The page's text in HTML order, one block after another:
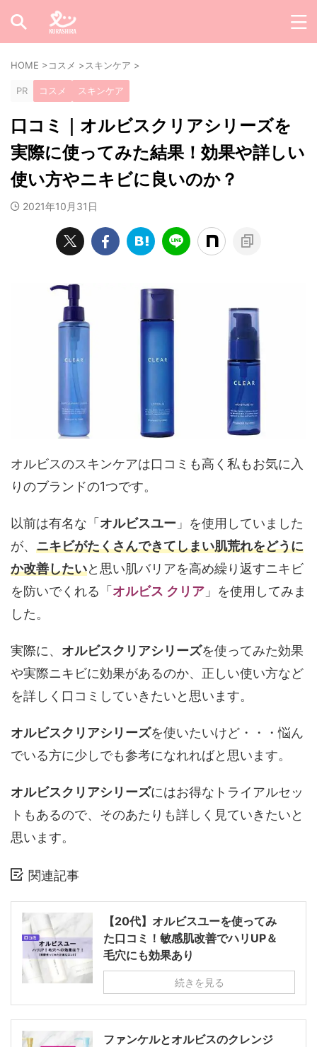
HOME >コスメ >スキンケア >
PR コスメ スキンケア
口コミ｜オルビスクリアシリーズを
実際に使ってみた結果！効果や詳しい
使い方やニキビに良いのか？
2021年10月31日
オルビスのスキンケアは口コミも高く私もお気に入
りのブランドの1つです。
以前は有名な「 オルビスユー 」を使用していました
が、 ニキビがたくさんできてしまい肌荒れをどうに
か改善したいと思い肌バリアを高め繰り返すニキビ
を防いでくれる「 オルビス クリア 」を使用してみま
した。
実際に、 オルビスクリアシリーズを使ってみた効果
や実際ニキビに効果があるのか、正しい使い方など
を詳しく口コミしていきたいと思います。
オルビスクリアシリーズを使いたいけど・・・悩ん
でいる方に少しでも参考になれればと思います。
オルビスクリアシリーズにはお得なトライアルセッ
トもあるので、そのあたりも詳しく見ていきたいと
思います。
関連記事
【20代】オルビスユーを使ってみ
た口コミ！敏感肌改善でハリUP＆
毛穴にも効果あり
続きを見る
ファンケルとオルビスのクレンジ